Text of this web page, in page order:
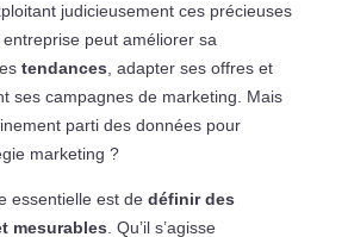
judicieusement ces précieuses
peut améliorer sa
tendances , adapter ses offres et
ses campagnes de marketing. Mais
parti des données pour
marketing ?
essentielle est de définir des
mesurables . Qu’il s’agisse